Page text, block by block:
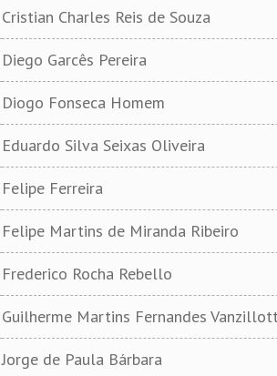
Cristian Charles Reis de Souza
Diego Garcês Pereira
Diogo Fonseca Homem
Eduardo Silva Seixas Oliveira
Felipe Ferreira
Felipe Martins de Miranda Ribeiro
Frederico Rocha Rebello
Guilherme Martins Fernandes
Jorge de Paula Bárbara